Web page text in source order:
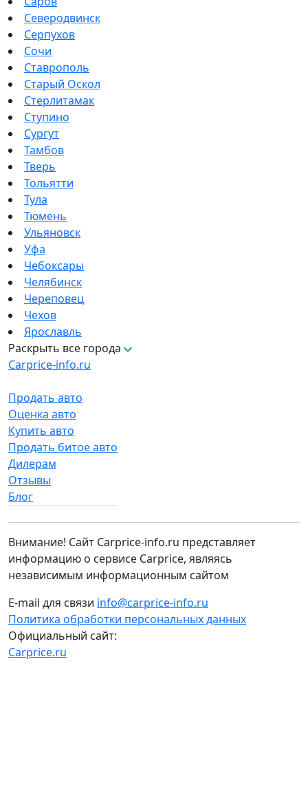
Северодвинск
Серпухов
Сочи
Ставрополь
Старый Оскол
Стерлитамак
Ступино
Сургут
Тамбов
Тверь
Тольятти
Тула
Тюмень
Ульяновск
Уфа
Чебоксары
Челябинск
Череповец
Чехов
Ярославль
Раскрыть все города
Carprice-info.ru
Продать авто
Оценка авто
Купить авто
Продать битое авто
Дилерам
Отзывы
Блог
Внимание! Сайт Carprice-info.ru представляет
информацию о сервисе Carprice, являясь
независимым информационным сайтом
E-mail для связи info@carprice-info.ru
Политика обработки персональных данных
Официальный сайт:
Carprice.ru